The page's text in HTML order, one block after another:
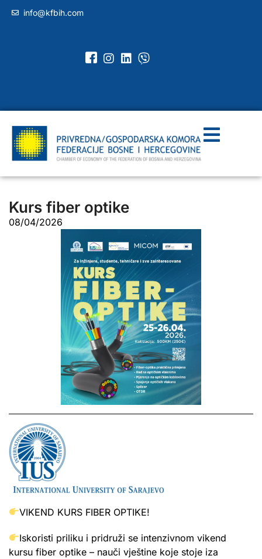
info@kfbih.com
Kurs fiber optike
08/04/2026
VIKEND KURS FIBER OPTIKE!
Iskoristi priliku i pridruži se intenzivnom vikend
kursu fiber optike – nauči vještine koje stoje iza